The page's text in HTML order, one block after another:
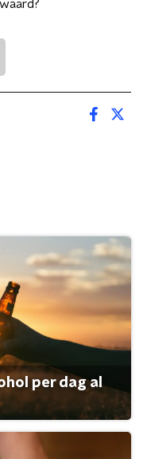
per dag al